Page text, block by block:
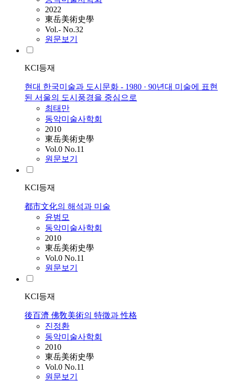
2022
東岳美術史學
Vol.- No.32
원문보기
KCI등재
현대 한국미술과 도시문화 - 1980 · 90년대 미술에 표현
된 서울의 도시풍경을 중심으로
최태만
동악미술사학회
2010
東岳美術史學
Vol.0 No.11
원문보기
KCI등재
都市文化의 해석과 미술
윤범모
동악미술사학회
2010
東岳美術史學
Vol.0 No.11
원문보기
KCI등재
後百濟 佛敎美術의 特徵과 性格
진정환
동악미술사학회
2010
東岳美術史學
Vol.0 No.11
원문보기